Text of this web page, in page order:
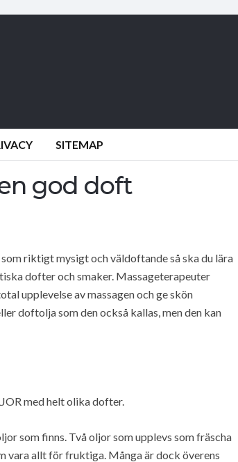
SITEMAP
god doft
riktigt mysigt och väldoftande så ska du lära
dofter och smaker. Massageterapeuter
upplevelse av massagen och ge skön
doftolja som den också kallas, men den kan
med helt olika dofter.
som finns. Två oljor som upplevs som fräscha
vara allt för fruktiga. Många är dock överens